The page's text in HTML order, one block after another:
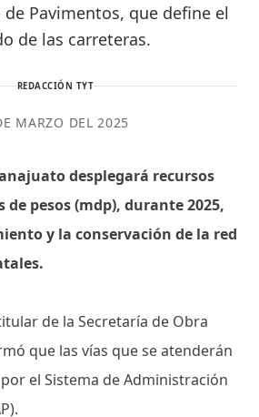
Pavimentos, que define el
de las carreteras.
REDACCIÓN TYT
MARZO DEL 2025
desplegará recursos
de pesos (mdp), durante 2025,
y la conservación de la red
de la Secretaría de Obra
que las vías que se atenderán
el Sistema de Administración